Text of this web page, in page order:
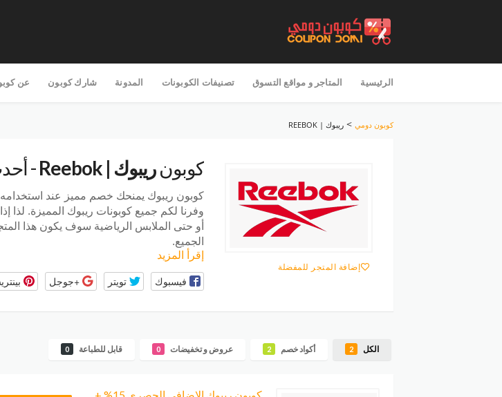
للمحتوى
الرئيسية المتاجر و مواقع التسوق تصنيفات الكوبونات المدونة شارك كوبون عن
كوبون دومي > ريبوك | REEBOK
إضافة المتجر للمفضلة
كوبونريبوك | Reebok -
كوبون ريبوك يمنحك خصم مميز عند
وفرنا لكم جميع كوبونات ريبوك المميزة. لذا
أو حتى الملابس الرياضية سوف يكون هذا
الجميع.
إقرأ المزيد
فيسبوك تويتر +جوجل
الكل 2 أكواد خصم 2 عروض و تخفيضات 0 قابل للطباعة 0
كوبون ريبوك الإضافي الحصري 15% +